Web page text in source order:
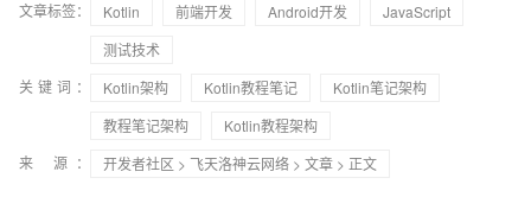
文章标签： Kotlin 前端开发 Android开发
JavaScript
测试技术
关键词：
Kotlin架构 Kotlin教程笔记
Kotlin笔记架构
教程笔记架构
Kotlin教程架构
来 源：
开发者社区 > 飞天洛神云网络 > 文章 > 正文